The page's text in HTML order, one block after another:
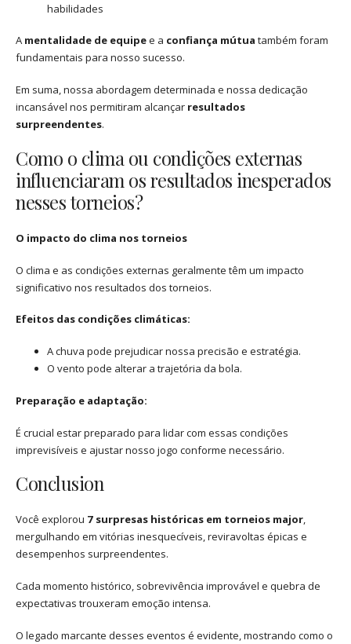
habilidades
A mentalidade de equipee a confiança mútua também foram
fundamentais para nosso sucesso.
Em suma, nossa abordagem determinada e nossa dedicação
incansável nos permitiram alcançar resultados
surpreendentes.
Como o clima ou condições externas
influenciaram os resultados inesperados
nesses torneios?
O impacto do clima nos torneios
O clima e as condições externas geralmente têm um impacto
significativo nos resultados dos torneios.
Efeitos das condições climáticas:
A chuva pode prejudicar nossa precisão e estratégia.
O vento pode alterar a trajetória da bola.
Preparação e adaptação:
É crucial estar preparado para lidar com essas condições
imprevisíveis e ajustar nosso jogo conforme necessário.
Conclusion
Você explorou 7 surpresas históricas em torneios major,
mergulhando em vitórias inesquecíveis, reviravoltas épicas e
desempenhos surpreendentes.
Cada momento histórico, sobrevivência improvável e quebra de
expectativas trouxeram emoção intensa.
O legado marcante desses eventos é evidente, mostrando como o